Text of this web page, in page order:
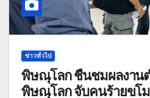
ข่าวทั่วไป
พิษณุโลก ชื่นชมผลงานต
พิษณุโลก จับคนร้ายขโม